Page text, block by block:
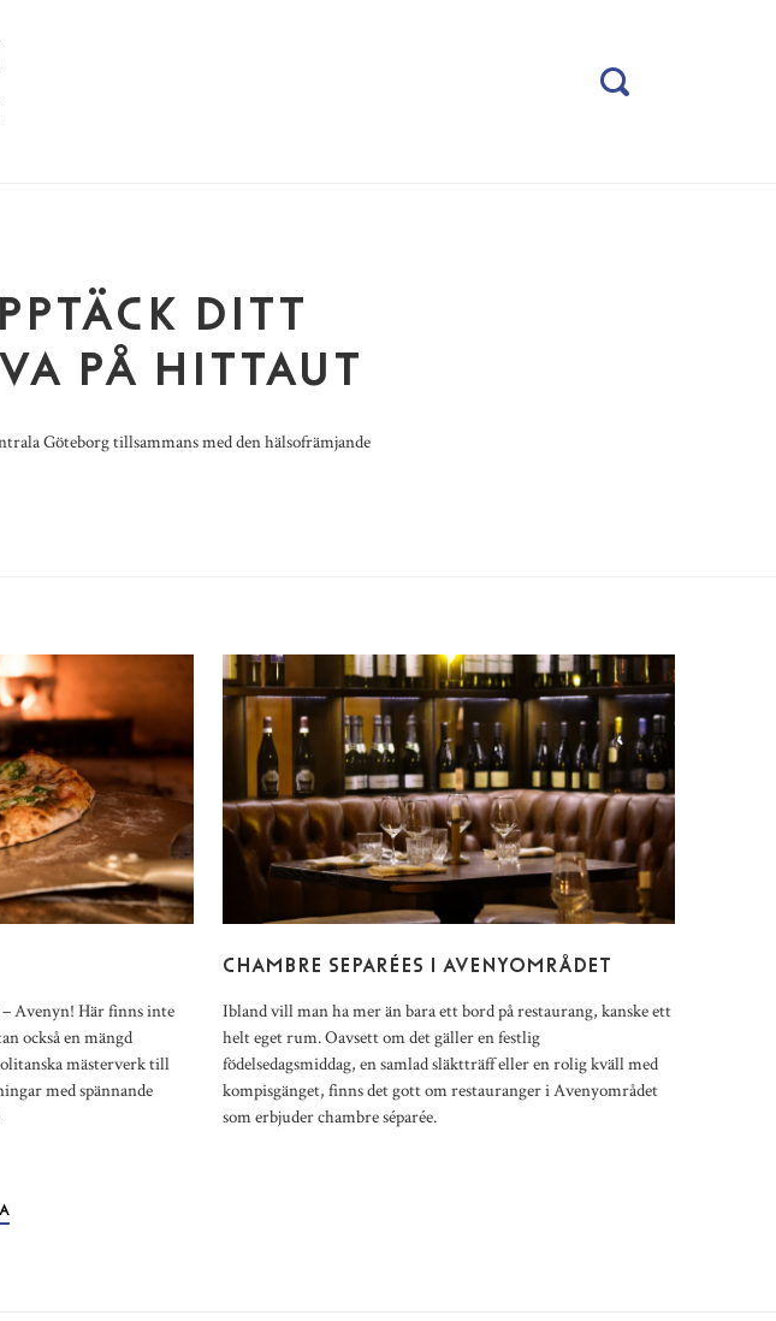
DITT
PÅ HITTAUT
Göteborg tillsammans med den hälsofrämjande
Avenyn! Här finns inte
också en mängd
mästerverk till
med spännande
CHAMBRE SEPARÉES I AVENYOMRÅDET
Ibland vill man ha mer än bara ett bord på restaurang, kanske ett
helt eget rum. Oavsett om det gäller en festlig
födelsedagsmiddag, en samlad släktträff eller en rolig kväll med
kompisgänget, finns det gott om restauranger i Avenyområdet
som erbjuder chambre séparée.